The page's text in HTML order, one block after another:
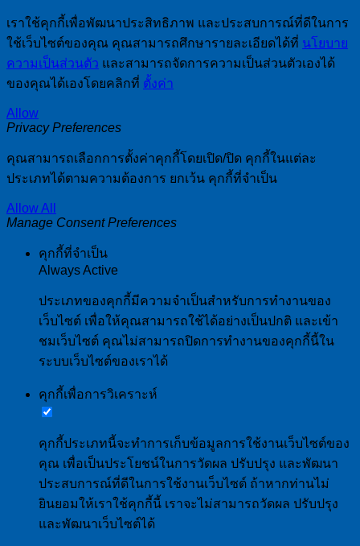
เราใช้คุกกี้เพื่อพัฒนาประสิทธิภาพ และประสบการณ์ที่ดีในการ
ใช้เว็บไซต์ของคุณ คุณสามารถศึกษารายละเอียดได้ที่ นโยบาย
ความเป็นส่วนตัว และสามารถจัดการความเป็นส่วนตัวเองได้
ของคุณได้เองโดยคลิกที่ ตั้งค่า
Allow
Privacy Preferences
คุณสามารถเลือกการตั้งค่าคุกกี้โดยเปิด/ปิด คุกกี้ในแต่ละ
ประเภทได้ตามความต้องการ ยกเว้น คุกกี้ที่จำเป็น
Allow All
Manage Consent Preferences
คุกกี้ที่จำเป็น
Always Active
ประเภทของคุกกี้มีความจำเป็นสำหรับการทำงานของ
เว็บไซต์ เพื่อให้คุณสามารถใช้ได้อย่างเป็นปกติ และเข้า
ชมเว็บไซต์ คุณไม่สามารถปิดการทำงานของคุกกี้นี้ใน
ระบบเว็บไซต์ของเราได้
คุกกี้เพื่อการวิเคราะห์
คุกกี้ประเภทนี้จะทำการเก็บข้อมูลการใช้งานเว็บไซต์ของ
คุณ เพื่อเป็นประโยชน์ในการวัดผล ปรับปรุง และพัฒนา
ประสบการณ์ที่ดีในการใช้งานเว็บไซต์ ถ้าหากท่านไม่
ยินยอมให้เราใช้คุกกี้นี้ เราจะไม่สามารถวัดผล ปรับปรุง
และพัฒนาเว็บไซต์ได้